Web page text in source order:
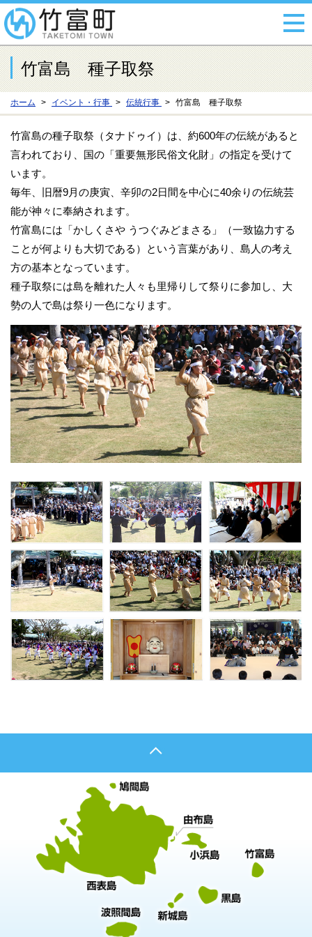
竹富島 種子取祭
ホーム イベント・行事 伝統行事 竹富島 種子取祭
竹富島の種子取祭（タナドゥイ）は、約600年の伝統があると
言われており、国の「重要無形民俗文化財」の指定を受けて
います。
毎年、旧暦9月の庚寅、辛卯の2日間を中心に40余りの伝統芸
能が神々に奉納されます。
竹富島には「かしくさや うつぐみどまさる」（一致協力する
ことが何よりも大切である）という言葉があり、島人の考え
方の基本となっています。
種子取祭には島を離れた人々も里帰りして祭りに参加し、大
勢の人で島は祭り一色になります。